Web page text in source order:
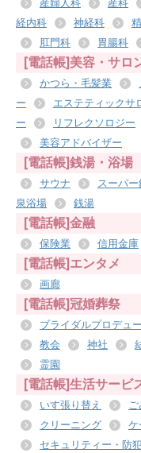
産婦人科
産科
経内科
神経科
肛門科
胃腸科
[電話帳]美容・サロ
かつら・毛髪業
ー
エステティックサ
ー
リフレクソロジー
美容アドバイザー
[電話帳]銭湯・浴場
サウナ スーパ
泉浴場
銭湯
[電話帳]金融
保険業 信用金庫
[電話帳]エンタメ
画廊
[電話帳]冠婚葬祭
ブライダルプロデュ
教会
神社
霊園
[電話帳]生活サービ
いす張り替え
クリーニング
ケ
セキュリティー・防